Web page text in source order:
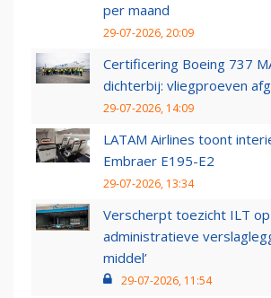
per maand
29-07-2026, 20:09
Certificering Boeing 737
dichterbij: vliegproeven
29-07-2026, 14:09
LATAM Airlines toont
Embraer E195-E2
29-07-2026, 13:34
Verscherpt toezicht ILT
administratieve
middel’
29-07-2026, 11:54